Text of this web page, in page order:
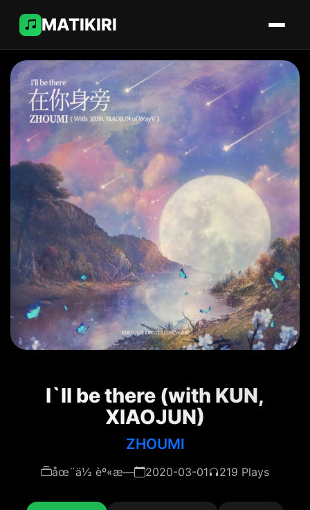
MATIKIRI
I`ll be there (with KUN,
XIAOJUN)
ZHOUMI
åœ¨ä½ èº«æ— 2020-03-01 219 Plays